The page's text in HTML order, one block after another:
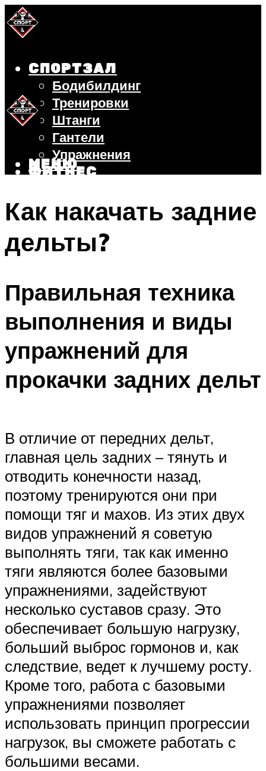
СПОРТЗАЛ
Бодибилдинг
Тренировки
Штанги
Гантели
Упражнения
ФИТНЕС
ВЕЛОСИПЕД
ПОХУДЕНИЕ
МЕНЮ
Как накачать задние
дельты?
Правильная техника
выполнения и виды
упражнений для
прокачки задних дельт
В отличие от передних дельт,
главная цель задних – тянуть и
отводить конечности назад,
поэтому тренируются они при
помощи тяг и махов. Из этих двух
видов упражнений я советую
выполнять тяги, так как именно
тяги являются более базовыми
упражнениями, задействуют
несколько суставов сразу. Это
обеспечивает большую нагрузку,
больший выброс гормонов и, как
следствие, ведет к лучшему росту.
Кроме того, работа с базовыми
упражнениями позволяет
использовать принцип прогрессии
нагрузок, вы сможете работать с
большими весами.